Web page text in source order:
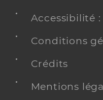
Accessibilité
Conditions
Crédits
Mentions